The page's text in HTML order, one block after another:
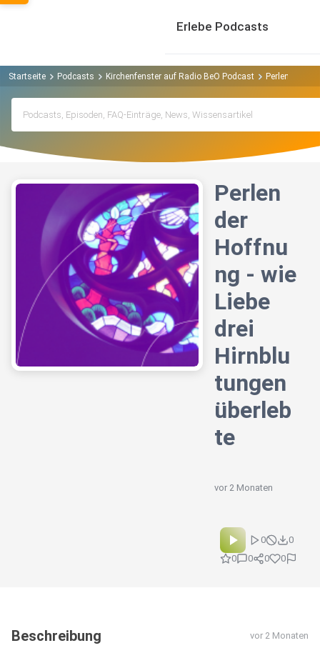
Erlebe Podcasts
Startseite Podcasts Kirchenfenster auf Radio BeO Podcast Perlen der
Perlen
der
Hoffnu
ng - wie
Liebe
drei
Hirnblu
tungen
überleb
te
vor 2 Monaten
0
0
0
0 0 0
Beschreibung vor 2 Monaten